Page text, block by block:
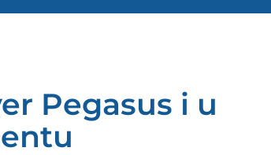
Pegasus i u